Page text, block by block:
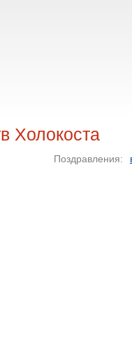
Холокоста
Поздравления: